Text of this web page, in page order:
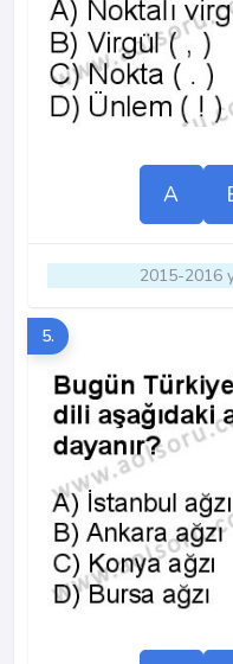
A
2015-2016
5.